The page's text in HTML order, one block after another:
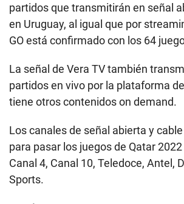
partidos que transmitirán en señal
en Uruguay, al igual que por
GO está confirmado con los 64
La señal de Vera TV también
partidos en vivo por la plataforma
tiene otros contenidos on demand.
Los canales de señal abierta y
para pasar los juegos de Qatar
Canal 4, Canal 10, Teledoce, Antel,
Sports.